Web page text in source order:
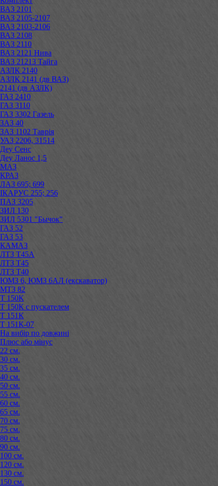
ВАЗ 2101
ВАЗ 2105-2107
ВАЗ 2103-2106
ВАЗ 2108
ВАЗ 2110
ВАЗ 2121 Нива
ВАЗ 21213 Тайга
АЗЛК 2140
АЗЛК 2141 (дв ВАЗ)
2141 (дв АЗЛК)
ГАЗ 2410
ГАЗ 3110
ГАЗ 3302 Газель
ЗАЗ 40
ЗАЗ 1102 Таврія
УАЗ 2206, 31514
Деу Сенс
Деу Ланос 1,5
МАЗ
КРАЗ
ЛАЗ 695; 699
ІКАРУС 255; 256
ПАЗ 3205
ЗИЛ 130
ЗИЛ 5301 "Бычок"
ГАЗ 52
ГАЗ 53
КАМАЗ
ЛТЗ Т45А
ЛТЗ Т45
ЛТЗ Т40
ЮМЗ 6, ЮМЗ 6АЛ (екскаватор)
МТЗ 82
Т 150К
Т 150К с пускателем
Т 151К
Т 151К-07
На вибір по довжині
Плюс або мінус
22 см.
30 см.
35 см.
40 см.
50 см.
55 см.
60 см.
65 см.
70 см.
75 см.
80 см.
90 см.
100 см.
120 см.
130 см.
150 см.